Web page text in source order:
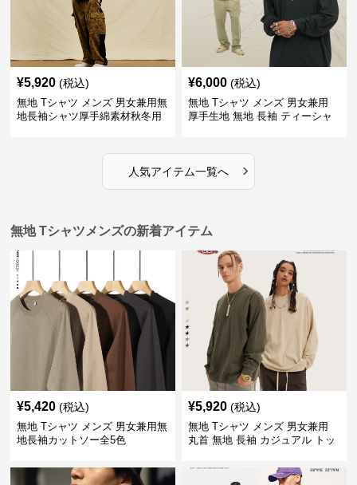
¥5,920 (税込)
無地 Tシャツ メンズ 男女兼用無
地長袖シャツ厚手綿素材秋冬用
¥6,000 (税込)
無地 Tシャツ メンズ 男女兼用
厚手生地 無地 長袖 ティーシャ
人気アイテム一覧へ ›
無地 Tシャツメンズの新着アイテム
¥5,420 (税込)
無地 Tシャツ メンズ 男女兼用無
地長袖カットソー全5色
¥5,920 (税込)
無地 Tシャツ メンズ 男女兼用
丸首 無地 長袖 カジュアル トッ